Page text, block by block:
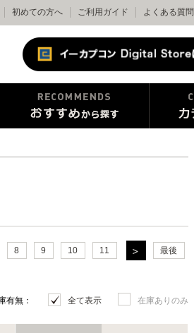
初めての方へ ご利用ガイド よくある質問
8 9 10 11 最後
有無： 全て表示 在庫ありのみ